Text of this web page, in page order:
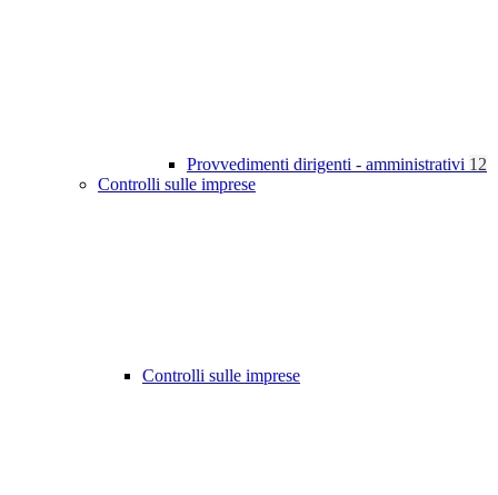
Provvedimenti dirigenti - amministrativi 12
Controlli sulle imprese
Controlli sulle imprese